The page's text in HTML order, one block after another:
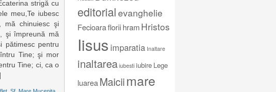
strigă cu
meu,Te iubesc
mă chinuiesc şi
şi împreună mă
pătimesc pentru
Tine; şi mor
Tine; ci, ca o
editorialevanghelie
FecioarafloriihramHristos
Iisus imparatia Inaltare
inaltarea iubesti iubire Lege
luareaMaiciimare